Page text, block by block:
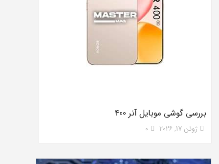
بررسی گوشی موبایل آنر 400
ژوئن 17, 2026 0